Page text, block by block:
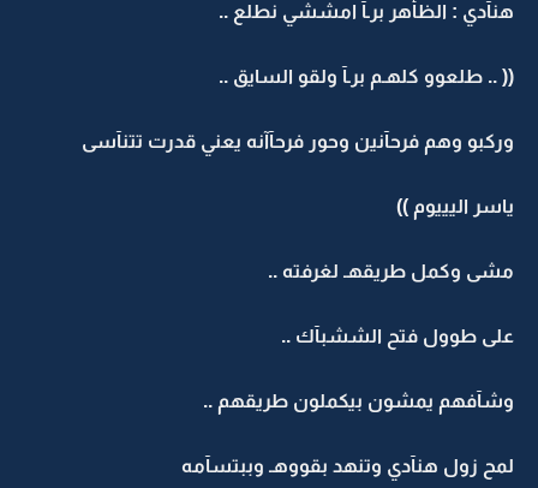
هنآدي : الظأهر برـآ امششي نطلع ..
(( .. طلعوو كلهـم برـآ ولقو السايق ..
وركبو وهم فرحآنين وحور فرحآآنه يعني قدرت تتنآسى
ياسر اليييوم ))
مشى وكمل طريقهـ لغرفته ..
على طوول فتح الششبآك ..
وشآفهم يمشون بيكملون طريقهم ..
لمح زول هنآدي وتنهد بقووهـ وببتسآمه